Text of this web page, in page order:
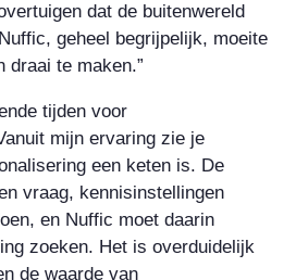
dat de buitenwereld
geheel begrijpelijk, moeite
draai te maken.”
tijden voor
mijn ervaring zie je
een keten is. De
vraag, kennisinstellingen
en Nuffic moet daarin
zoeken. Het is overduidelijk
de waarde van